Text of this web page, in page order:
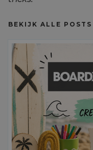
BEKIJK ALLE POSTS